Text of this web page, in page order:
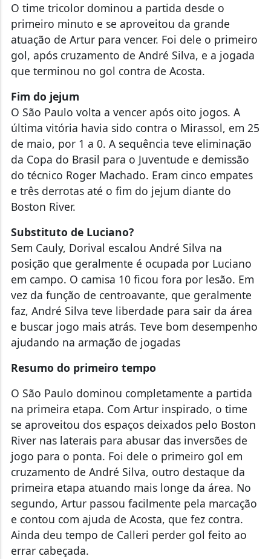
O time tricolor dominou a partida desde o
primeiro minuto e se aproveitou da grande
atuação de Artur para vencer. Foi dele o primeiro
gol, após cruzamento de André Silva, e a jogada
que terminou no gol contra de Acosta.
Fim do jejum
O São Paulo volta a vencer após oito jogos. A
última vitória havia sido contra o Mirassol, em 25
de maio, por 1 a 0. A sequência teve eliminação
da Copa do Brasil para o Juventude e demissão
do técnico Roger Machado. Eram cinco empates
e três derrotas até o fim do jejum diante do
Boston River.
Substituto de Luciano?
Sem Cauly, Dorival escalou André Silva na
posição que geralmente é ocupada por Luciano
em campo. O camisa 10 ficou fora por lesão. Em
vez da função de centroavante, que geralmente
faz, André Silva teve liberdade para sair da área
e buscar jogo mais atrás. Teve bom desempenho
ajudando na armação de jogadas
Resumo do primeiro tempo
O São Paulo dominou completamente a partida
na primeira etapa. Com Artur inspirado, o time
se aproveitou dos espaços deixados pelo Boston
River nas laterais para abusar das inversões de
jogo para o ponta. Foi dele o primeiro gol em
cruzamento de André Silva, outro destaque da
primeira etapa atuando mais longe da área. No
segundo, Artur passou facilmente pela marcação
e contou com ajuda de Acosta, que fez contra.
Ainda deu tempo de Calleri perder gol feito ao
errar cabeçada.